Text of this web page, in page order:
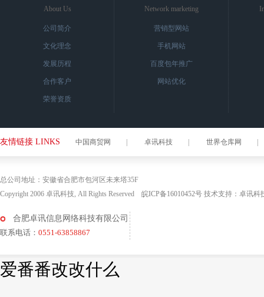
About Us
公司简介
文化理念
发展历程
合作客户
荣誉资质
Network marketing
营销型网站
手机网站
百度包年推广
网站优化
友情链接 LINKS 中国商贸网 卓讯科技 世界仓库网
总公司地址：安徽省合肥市包河区未来塔35F
Copyright 2006 卓讯科技, All Rights Reserved 皖ICP备16010452号 技术支持： 卓讯科
合肥卓讯信息网络科技有限公司
联系电话： 0551-63858867
爱番番改改什么